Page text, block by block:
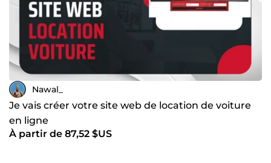
Nawal_
Je vais créer votre site web de location de voiture
en ligne
À partir de 87,52 $US